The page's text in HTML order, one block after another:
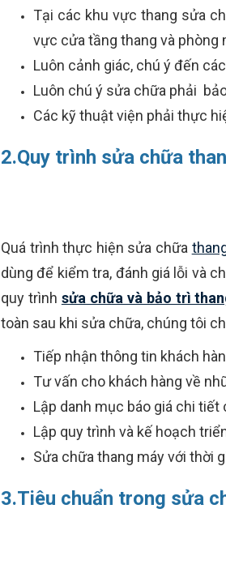
Tại các khu vực thang sửa
vực cửa tầng thang và phòng
Luôn cảnh giác, chú ý đến
Luôn chú ý sửa chữa phải
Các kỹ thuật viện phải thực
2.Quy trình sửa chữa
Quá trình thực hiện sửa chữa
dùng để kiểm tra, đánh giá lỗi và
quy trình sửa chữa và bảo trì
toàn sau khi sửa chữa, chúng tôi
Tiếp nhận thông tin khách
Tư vấn cho khách hàng về
Lập danh mục báo giá chi
Lập quy trình và kế hoạch
Sửa chữa thang máy với thời
3.Tiêu chuẩn trong sửa